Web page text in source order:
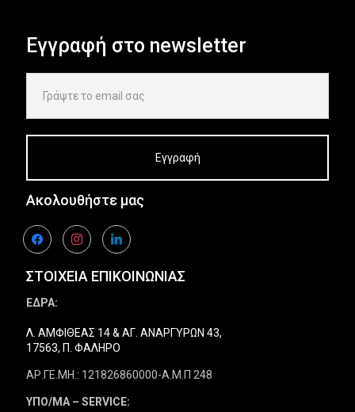
Εγγραφή στο newsletter
Ακολουθήστε μας
facebookinstagramlinkedin
ΣΤΟΙΧΕΙΑ ΕΠΙΚΟΙΝΩΝΙΑΣ
ΕΔΡΑ:
Λ. ΑΜΦΙΘΕΑΣ 14 & ΑΓ. ΑΝΑΡΓΥΡΩΝ 43,
17563, Π. ΦΑΛΗΡΟ
ΑΡ.ΓΕ.ΜΗ.: 121826860000-Α.Μ.Π 248
ΥΠΟ/ΜΑ – SERVICE: